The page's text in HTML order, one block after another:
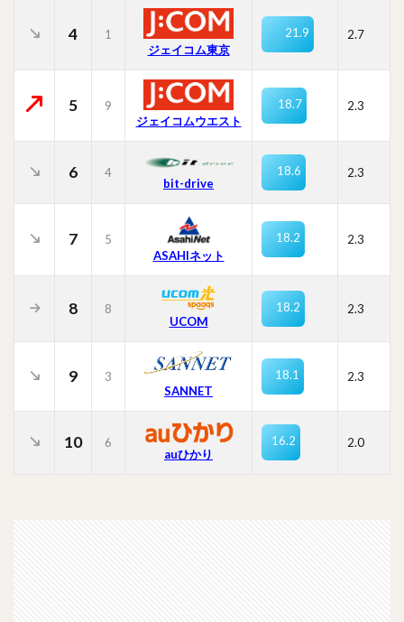
4
1
ジェイコム東京
21.9 2.7
5
9
ジェイコムウエスト
18.7 2.3
6 4
bit-drive
18.6 2.3
7
5
ASAHIネット
18.2 2.3
8
8
UCOM
18.2 2.3
9
3
SANNET
18.1 2.3
10
6
auひかり
16.2 2.0